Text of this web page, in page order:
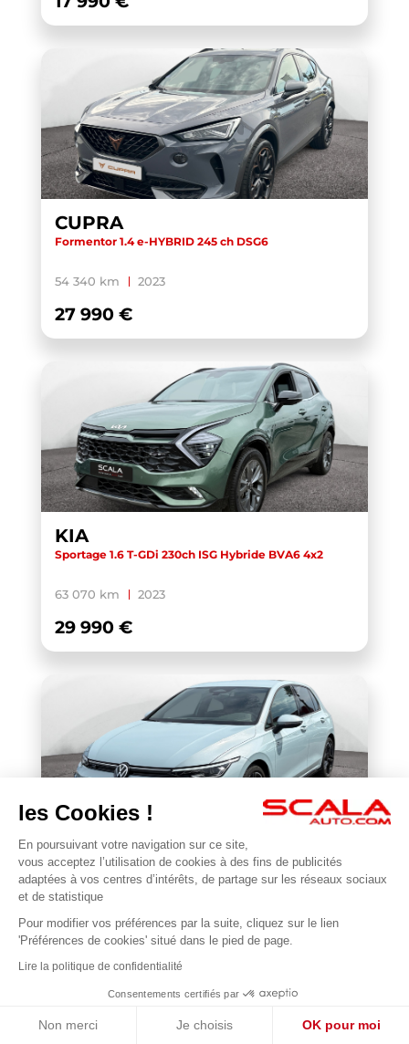
CUPRA
Formentor 1.4 e-HYBRID 245 ch DSG6
54 340 km 2023
27 990 €
KIA
Sportage 1.6 T-GDi 230ch ISG Hybride BVA6 4x2
63 070 km 2023
29 990 €
VOLKSWAGEN
Golf 1.5 eTSI EVO2 116 DSG7
22 677 km
31 990 €
les Cookies !
En poursuivant votre navigation sur ce site,
vous acceptez l’utilisation de cookies à des fins de publicités
adaptées à vos centres d’intérêts, de partage sur les réseaux sociaux
et de statistique
Pour modifier vos préférences par la suite, cliquez sur le lien
'Préférences de cookies' situé dans le pied de page.
Lire la politique de confidentialité
Consentements certifiés par
Non merci Je choisis OK pour moi